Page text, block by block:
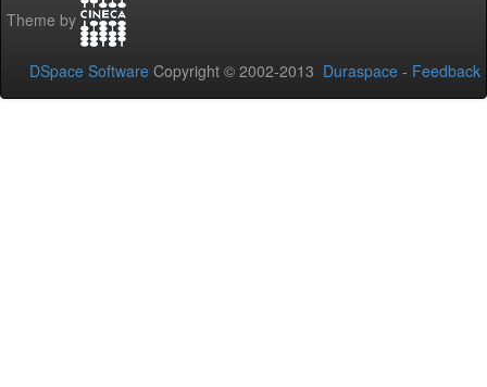
Theme by
DSpace Software Copyright © 2002-2013 Duraspace - Feedback